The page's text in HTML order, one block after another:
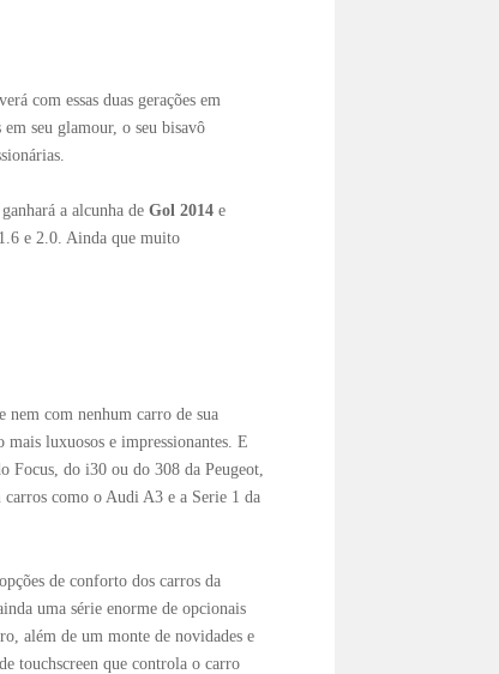
com essas duas gerações em
seu glamour, o seu bisavô
a alcunha de Gol 2014e
e 2.0. Ainda que muito
nem com nenhum carro de sua
luxuosos e impressionantes. E
Focus, do i30 ou do 308 da Peugeot,
como o Audi A3 e a Serie 1 da
de conforto dos carros da
uma série enorme de opcionais
além de um monte de novidades e
touchscreen que controla o carro